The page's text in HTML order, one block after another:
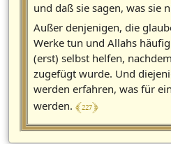
und daß sie sagen, was sie
Außer denjenigen, die
Werke tun und Allahs
(erst) selbst helfen,
zugefügt wurde. Und
werden erfahren, was für
werden. ﴾ 227 ﴿